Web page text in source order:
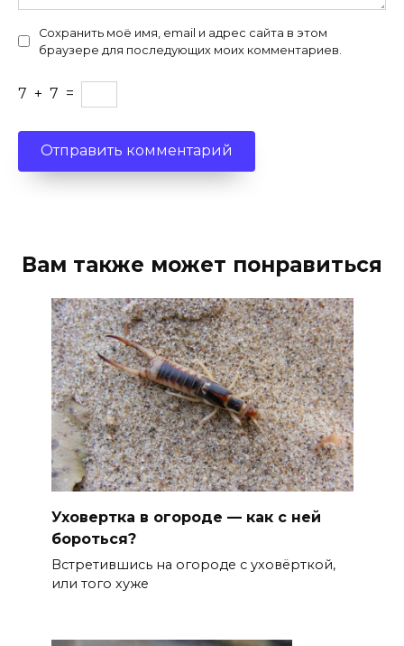
Сохранить моё имя, email и адрес сайта в этом
браузере для последующих моих комментариев.
7 + 7 =
Вам также может понравиться
Уховертка в огороде — как с ней
бороться?
Встретившись на огороде с уховёрткой,
или того хуже